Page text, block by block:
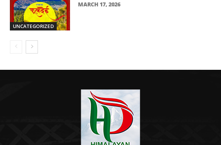
UNCATEGORIZED
MARCH 17, 2026